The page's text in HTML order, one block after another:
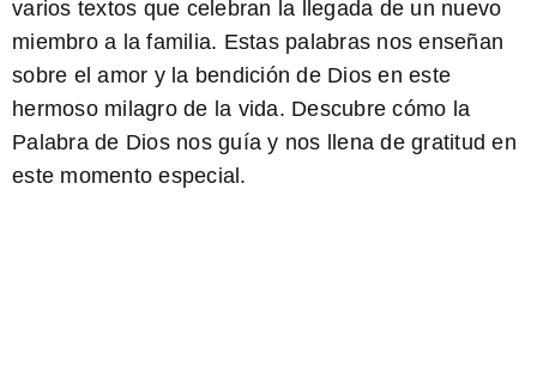
varios textos que celebran la llegada de un nuevo
miembro a la familia. Estas palabras nos enseñan
sobre el amor y la bendición de Dios en este
hermoso milagro de la vida. Descubre cómo la
Palabra de Dios nos guía y nos llena de gratitud en
este momento especial.